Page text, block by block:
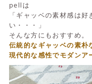
pellは
「ギャッベの素材感は
い・・・」
そんな方にもおすすめ。
伝統的なギャッベの素朴
現代的な感性でモダンア